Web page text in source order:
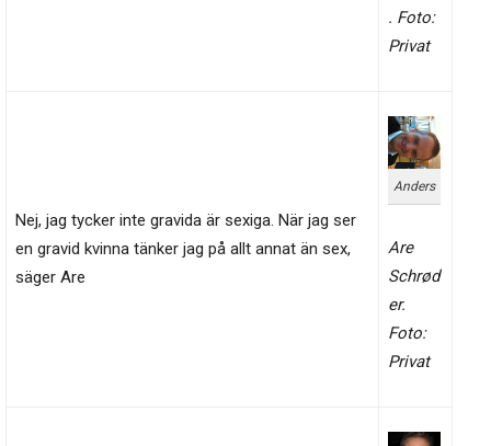
. Foto:
Privat
Nej, jag tycker inte gravida är sexiga. När jag ser
en gravid kvinna tänker jag på allt annat än sex,
säger Are
Anders
Are
Schrød
er.
Foto:
Privat